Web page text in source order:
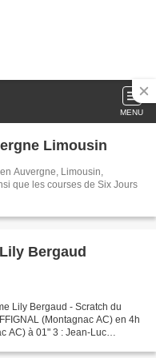
MENU
Limousin
Auvergne, Limousin,
que les courses de Six Jours
Bergaud
Lily Bergaud - Scratch du
(Montagnac AC) en 4h
AC) à 01" 3 : Jean-Luc